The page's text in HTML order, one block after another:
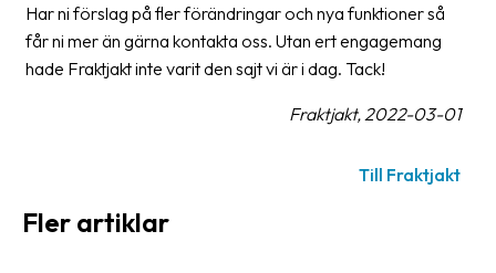
Har ni förslag på fler förändringar och nya funktioner så
får ni mer än gärna kontakta oss. Utan ert engagemang
hade Fraktjakt inte varit den sajt vi är i dag. Tack!
Fraktjakt, 2022-03-01
Till Fraktjakt
Fler artiklar